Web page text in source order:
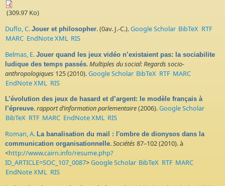
(309.97 Ko)
Duflo, C. Jouer et philosopher. (0av. J.-C.).Google Scholar BibTeX RTF
MARC EndNote XML RIS
Belmas, E. Jouer quand les jeux vidéo n’existaient pas: la sociabilite
ludique des temps passés.Multiples du social: Regards socio-
anthropologiques 125 (2010).Google Scholar BibTeX RTF MARC
EndNote XML
RIS
L’évolution des jeux de hasard et d’argent: le modèle français à
l’épreuve.rapport d’information parlementaire(2006).Google Scholar
BibTeX RTF MARC EndNote XML RIS
Roman, A. La banalisation du mail : l'ombre de dionysos dans la
communication organisationnelle.Sociétés 87–102 (2010). à
<http://www.cairn.info/resume.php?
ID_ARTICLE=SOC_107_0087>Google Scholar BibTeX RTF MARC
EndNote XML RIS